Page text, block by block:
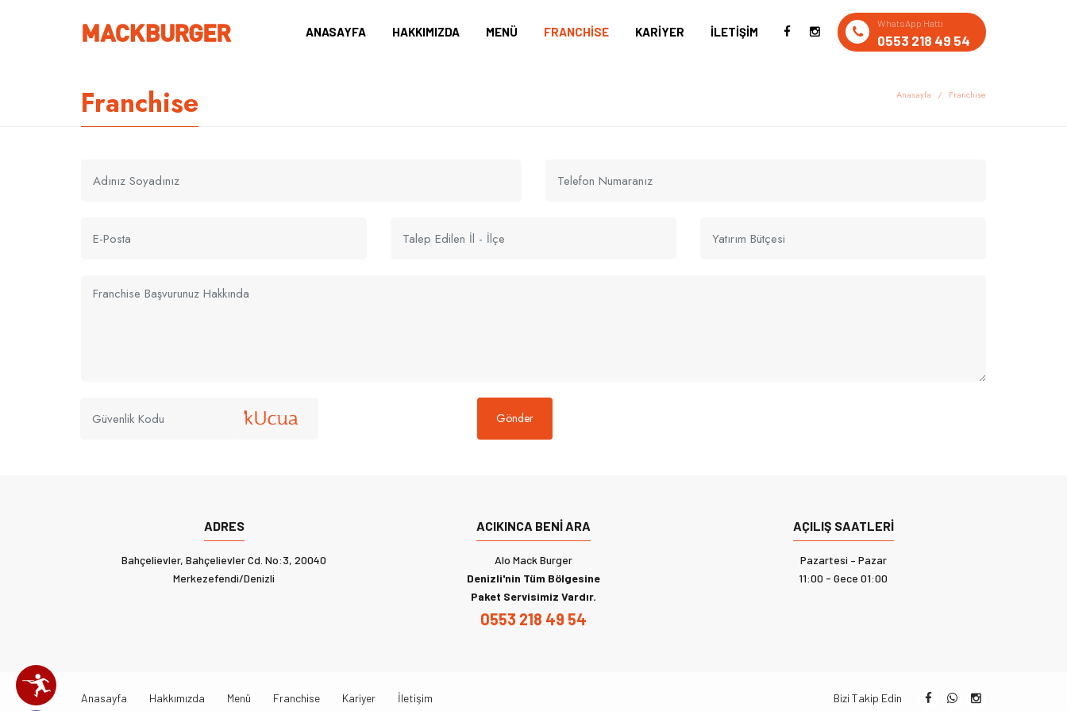
ANASAYFA HAKKIMIZDA MENÜ FRANCHISE KARIYER İLETIŞIM
WhatsApp Hattı
0553 218 49 54
Franchise Anasayfa Franchise
Gönder
ADRES
Bahçelievler, Bahçelievler Cd. No:3, 20040
Merkezefendi/Denizli
ACIKINCA BENI ARA
Alo Mack Burger
Denizli'nin Tüm Bölgesine
Paket Servisimiz Vardır.
0553 218 49 54
AÇILIŞ SAATLERI
Pazartesi – Pazar
11:00 - Gece 01:00
Anasayfa Hakkımızda Menü Franchise Kariyer İletişim Bizi Takip Edin